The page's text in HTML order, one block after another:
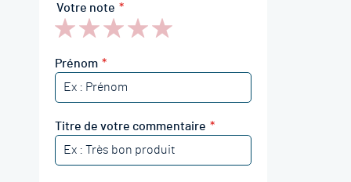
Votre note
star
stars
stars
stars
stars
Prénom
Titre de votre commentaire